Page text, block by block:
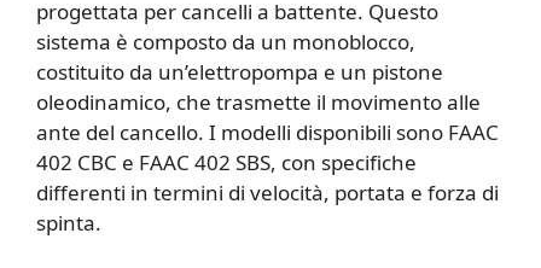
progettata per cancelli a battente. Questo
sistema è composto da un monoblocco,
costituito da un’elettropompa e un pistone
oleodinamico, che trasmette il movimento alle
ante del cancello. I modelli disponibili sono FAAC
402 CBC e FAAC 402 SBS, con specifiche
differenti in termini di velocità, portata e forza di
spinta.